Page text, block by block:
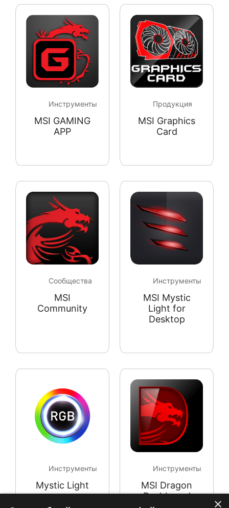
Инструменты
MSI GAMING
APP
Продукция
MSI Graphics
Card
Сообщества
MSI
Community
Инструменты
MSI Mystic
Light for
Desktop
Инструменты
Mystic Light
Инструменты
MSI Dragon
Dashboard
×